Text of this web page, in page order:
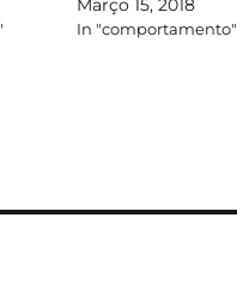
Março 15, 2018
In "comportamento"